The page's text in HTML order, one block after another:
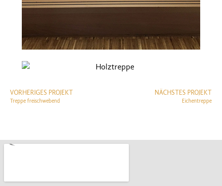
VORHERIGES PROJEKT
Treppe freischwebend
NÄCHSTES PROJEKT
Eichentreppe